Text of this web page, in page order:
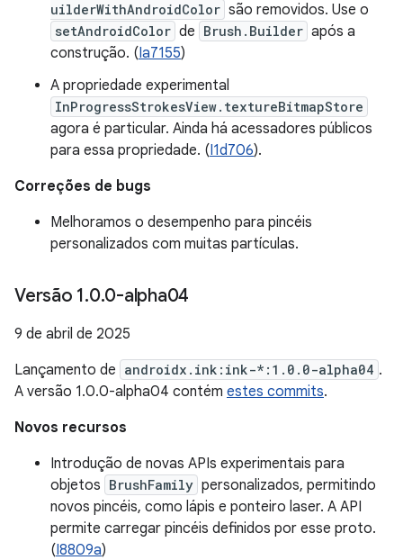
uilderWithAndroidColor são removidos. Use o
setAndroidColor de Brush.Builder após a
construção. (Ia7155)
A propriedade experimental
InProgressStrokesView.textureBitmapStore
agora é particular. Ainda há acessadores públicos
para essa propriedade. (I1d706).
Correções de bugs
Melhoramos o desempenho para pincéis
personalizados com muitas partículas.
Versão 1.0.0-alpha04
9 de abril de 2025
Lançamento de androidx.ink:ink-*:1.0.0-alpha04 .
A versão 1.0.0-alpha04 contém estes commits.
Novos recursos
Introdução de novas APIs experimentais para
objetos BrushFamily personalizados, permitindo
novos pincéis, como lápis e ponteiro laser. A API
permite carregar pincéis definidos por esse proto.
(I8809a)